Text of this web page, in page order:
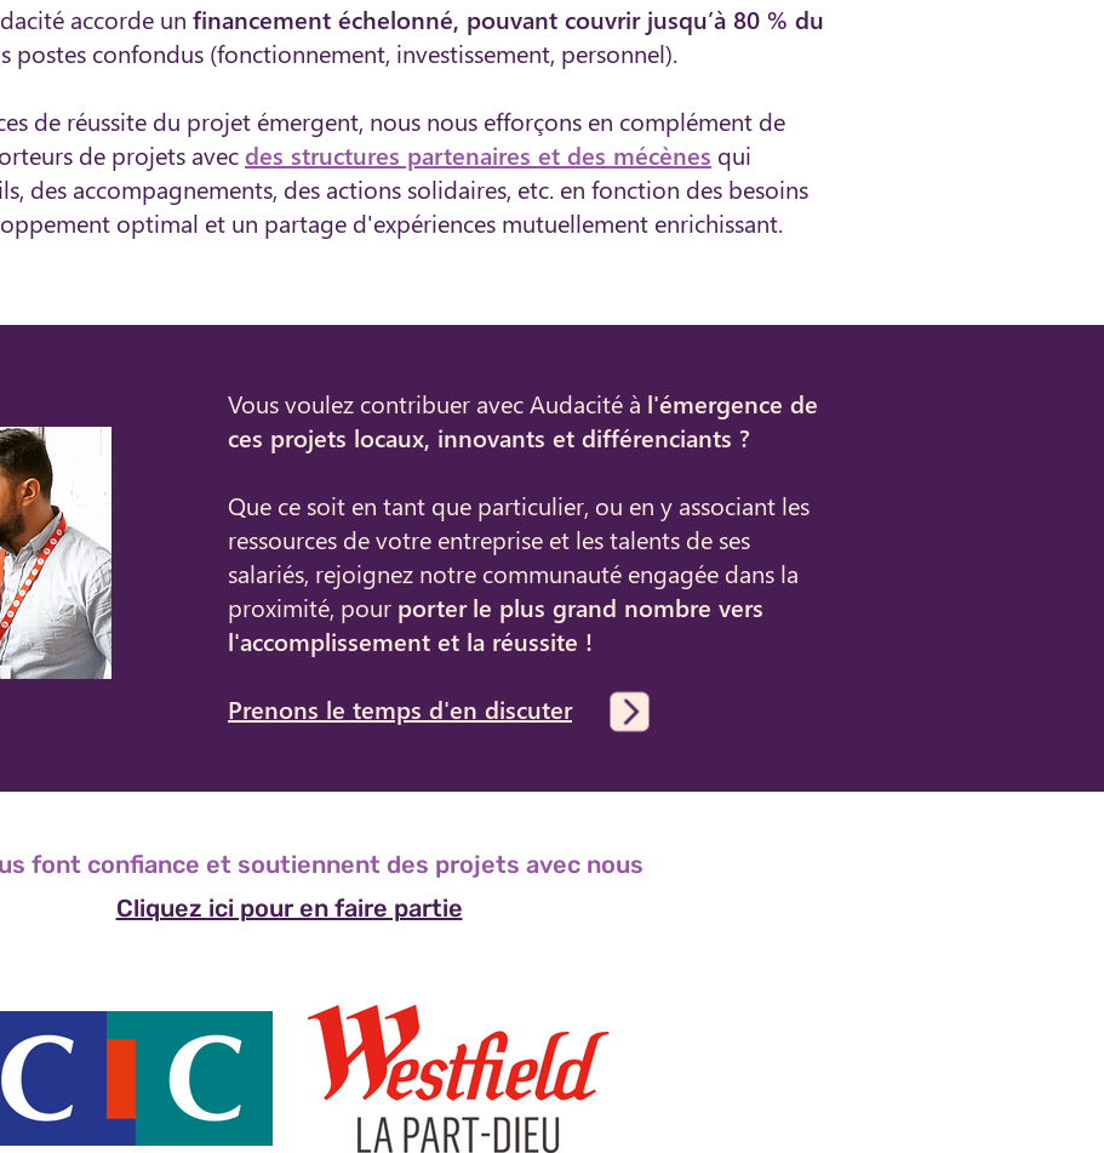
accorde un financement échelonné, pouvant couvrir jusqu’à 80 % du
postes confondus (fonctionnement, investissement, personnel).
de réussite du projet émergent, nous nous efforçons en complément de
de projets avecdes structures partenaires et des mécènes qui
des accompagnements, des actions solidaires, etc. en fonction des besoins
optimal et un partage d'expériences mutuellement enrichissant.
Vous voulez contribuer avec Audacité à l'émergence de
ces projets locaux, innovants et différenciants ?
Que ce soit en tant que particulier, ou en y associant les
ressources de votre entreprise et les talents de ses
salariés, rejoignez notre communauté engagée dans la
proximité, pour porter le plus grand nombre vers
l'accomplissement et la réussite !
Prenons le temps d'en discuter
font confiance et soutiennent des projets avec nous
Cliquez ici pour en faire partie